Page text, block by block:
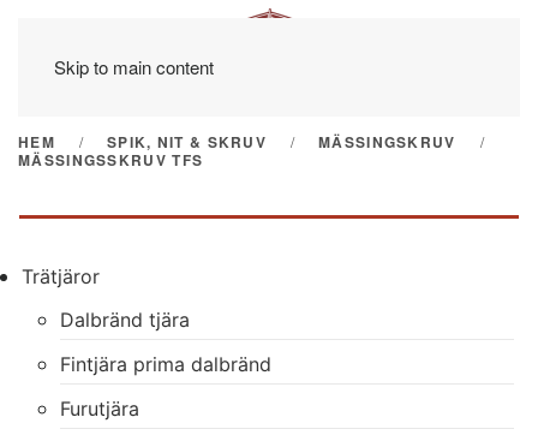
Skip to main content
HEM SPIK, NIT & SKRUV
MÄSSINGSKRUV
MÄSSINGSSKRUV TFS
Trätjäror
Dalbränd tjära
Fintjära prima dalbränd
Furutjära